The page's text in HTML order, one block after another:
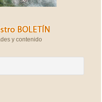
y contenido